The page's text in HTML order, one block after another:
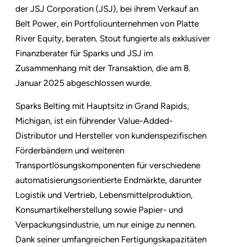
der JSJ Corporation (JSJ), bei ihrem Verkauf an
Belt Power, ein Portfoliounternehmen von Platte
River Equity, beraten. Stout fungierte als exklusiver
Finanzberater für Sparks und JSJ im
Zusammenhang mit der Transaktion, die am 8.
Januar 2025 abgeschlossen wurde.
Sparks Belting mit Hauptsitz in Grand Rapids,
Michigan, ist ein führender Value-Added-
Distributor und Hersteller von kundenspezifischen
Förderbändern und weiteren
Transportlösungskomponenten für verschiedene
automatisierungsorientierte Endmärkte, darunter
Logistik und Vertrieb, Lebensmittelproduktion,
Konsumartikelherstellung sowie Papier- und
Verpackungsindustrie, um nur einige zu nennen.
Dank seiner umfangreichen Fertigungskapazitäten